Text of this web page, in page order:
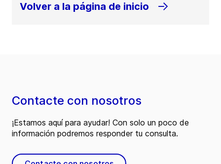
Volver a la página de inicio
Contacte con nosotros
¡Estamos aquí para ayudar! Con solo un poco de
información podremos responder tu consulta.